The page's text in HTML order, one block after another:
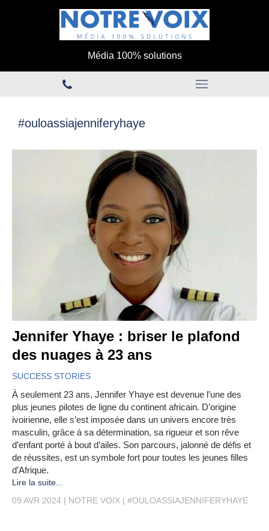
Média 100% solutions
#ouloassiajenniferyhaye
Jennifer Yhaye : briser le plafond
des nuages à 23 ans
SUCCESS STORIES
À seulement 23 ans, Jennifer Yhaye est devenue l’une des
plus jeunes pilotes de ligne du continent africain. D’origine
ivoirienne, elle s’est imposée dans un univers encore très
masculin, grâce à sa détermination, sa rigueur et son rêve
d’enfant porté à bout d’ailes. Son parcours, jalonné de défis et
de réussites, est un symbole fort pour toutes les jeunes filles
d’Afrique.
Lire la suite...
09 AVR 2024
NOTRE VOIX #OULOASSIAJENNIFERYHAYE